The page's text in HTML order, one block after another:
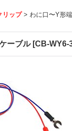
リップ > わに口〜Y形
ーブル [CB-WY6-